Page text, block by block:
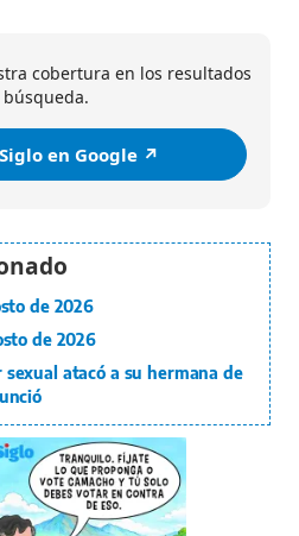
cobertura en los resultados
en Google ↗️
de 2026
de 2026
atacó a su hermana de